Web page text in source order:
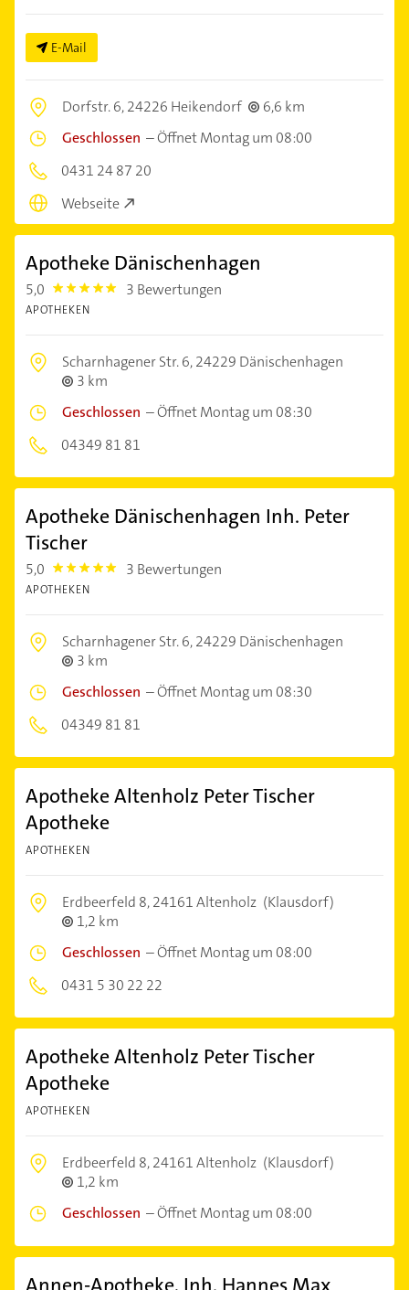
E-Mail
Dorfstr. 6,24226 Heikendorf
6,6 km
Geschlossen –Öffnet Montag um 08:00
0431 24 87 20
Webseite
Apotheke Dänischenhagen
5,0 5.0 3 Bewertungen
APOTHEKEN
Scharnhagener Str. 6,24229 Dänischenhagen
3 km
Geschlossen –Öffnet Montag um 08:30
04349 81 81
Apotheke Dänischenhagen Inh. Peter
Tischer
5,0 5.0 3 Bewertungen
APOTHEKEN
Scharnhagener Str. 6,24229 Dänischenhagen
3 km
Geschlossen –Öffnet Montag um 08:30
04349 81 81
Apotheke Altenholz Peter Tischer
Apotheke
APOTHEKEN
Erdbeerfeld 8,24161 Altenholz (Klausdorf)
1,2 km
Geschlossen –Öffnet Montag um 08:00
0431 5 30 22 22
Apotheke Altenholz Peter Tischer
Apotheke
APOTHEKEN
Erdbeerfeld 8,24161 Altenholz (Klausdorf)
1,2 km
Geschlossen –Öffnet Montag um 08:00